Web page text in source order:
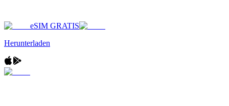
eSIM GRATIS
Herunterladen